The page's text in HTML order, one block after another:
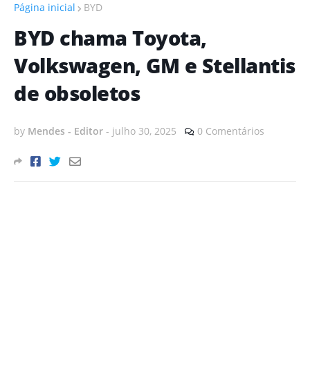
Página inicial BYD
BYD chama Toyota,
Volkswagen, GM e Stellantis
de obsoletos
by Mendes - Editor - julho 30, 2025 0 Comentários